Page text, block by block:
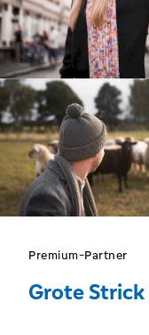
Premium-Partner
Grote Strick